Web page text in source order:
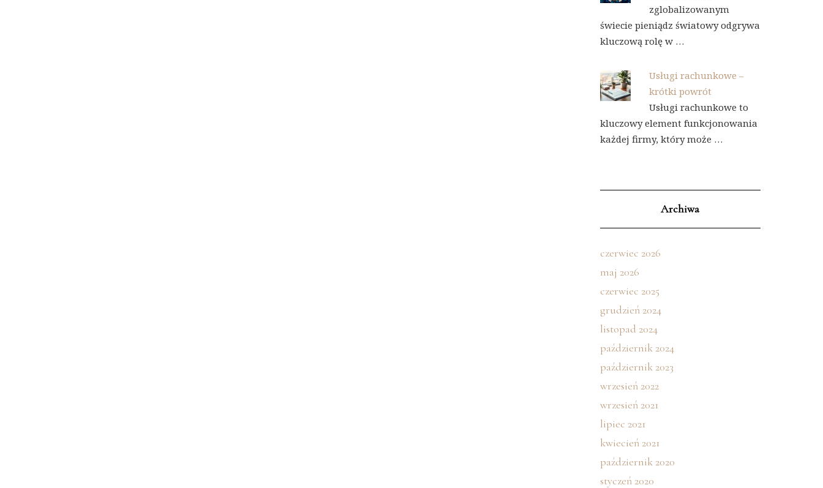
zglobalizowanym
świecie pieniądz światowy odgrywa
kluczową rolę w …
Usługi rachunkowe –
krótki powrót
Usługi rachunkowe to
kluczowy element funkcjonowania
każdej firmy, który może …
Archiwa
czerwiec 2026
maj 2026
czerwiec 2025
grudzień 2024
listopad 2024
październik 2024
październik 2023
wrzesień 2022
wrzesień 2021
lipiec 2021
kwiecień 2021
październik 2020
styczeń 2020